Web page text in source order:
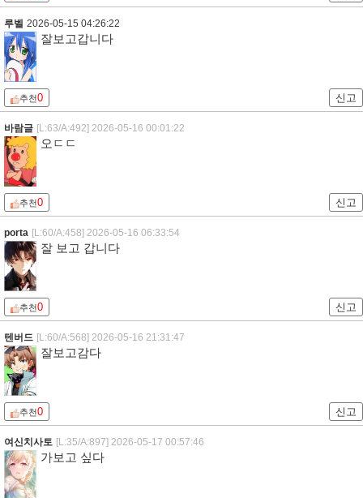
루벨 2026-05-15 04:26:22
잘보고갑니다
추천0 신고
바람글 [L:63/A:492] 2026-05-16 00:01:22
오ㄷㄷ
추천0 신고
porta [L:60/A:458] 2026-05-16 06:33:54
잘 보고 갑니다
추천0 신고
텐버드 [L:60/A:568] 2026-05-16 21:31:47
잘보고감다
추천0 신고
여신치사토 [L:35/A:897] 2026-05-17 00:57:46
가보고 싶다